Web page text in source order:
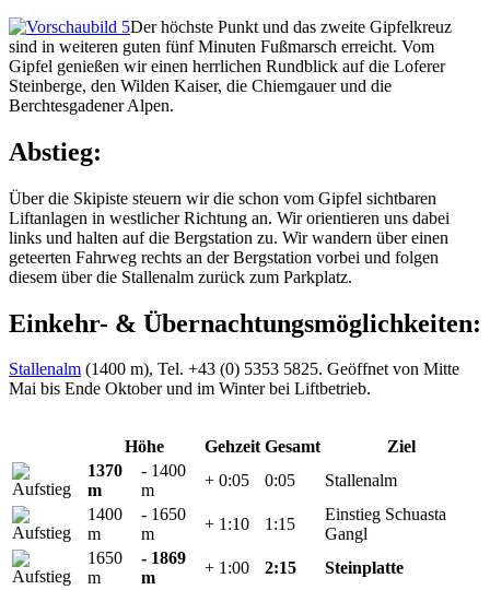
Der höchste Punkt und das zweite Gipfelkreuz
sind in weiteren guten fünf Minuten Fußmarsch erreicht. Vom
Gipfel genießen wir einen herrlichen Rundblick auf die Loferer
Steinberge, den Wilden Kaiser, die Chiemgauer und die
Berchtesgadener Alpen.
Abstieg:
Über die Skipiste steuern wir die schon vom Gipfel sichtbaren
Liftanlagen in westlicher Richtung an. Wir orientieren uns dabei
links und halten auf die Bergstation zu. Wir wandern über einen
geteerten Fahrweg rechts an der Bergstation vorbei und folgen
diesem über die Stallenalm zurück zum Parkplatz.
Einkehr- & Übernachtungsmöglichkeiten:
Stallenalm (1400 m), Tel. +43 (0) 5353 5825. Geöffnet von Mitte
Mai bis Ende Oktober und im Winter bei Liftbetrieb.
Höhe Gehzeit Gesamt
Ziel
1370
m
- 1400
m
+ 0:05 0:05
Stallenalm
1400
m
- 1650
m
+ 1:10 1:15
Einstieg Schuasta
Gangl
1650
m
- 1869
m
+ 1:00 2:15
Steinplatte